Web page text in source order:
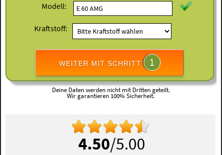
Modell:
Kraftstoff:
WEITER MIT SCHRITT 1
Deine Daten werden nicht mit Dritten geteilt.
Wir garantieren 100% Sicherheit.
4.50/5.00